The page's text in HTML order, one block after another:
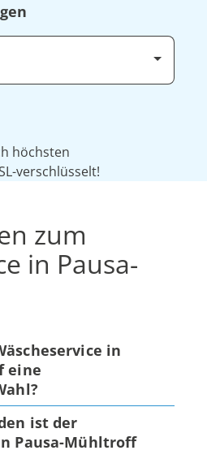
höchsten
verschlüsselt!
zum
in Pausa-
in
eine
ist der
Pausa-Mühltroff